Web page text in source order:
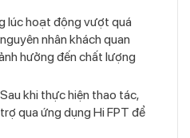
lúc hoạt động vượt quá
nhân khách quan
hưởng đến chất lượng
khi thực hiện thao tác,
qua ứng dụng Hi FPT để